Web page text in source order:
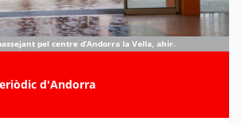
pel centre d’Andorra la Vella, ahir.
d'Andorra